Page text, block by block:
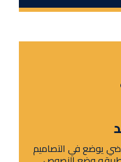
يوضع في التصاميم